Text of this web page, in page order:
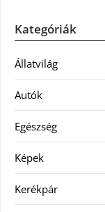
Kategóriák
Állatvilág
Autók
Egészség
Képek
Kerékpár